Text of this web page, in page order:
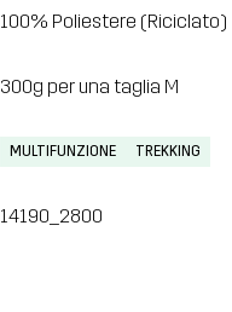
100% Poliestere (Riciclato)
300g per una taglia M
MULTIFUNZIONE TREKKING
14190_2800